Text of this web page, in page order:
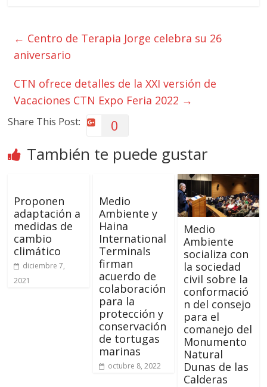
← Centro de Terapia Jorge celebra su 26
aniversario
CTN ofrece detalles de la XXI versión de
Vacaciones CTN Expo Feria 2022 →
Share This Post: 0
También te puede gustar
Proponen
adaptación a
medidas de
cambio
climático
diciembre 7,
2021
Medio
Ambiente y
Haina
International
Terminals
firman
acuerdo de
colaboración
para la
protección y
conservación
de tortugas
marinas
octubre 8, 2022
Medio
Ambiente
socializa con
la sociedad
civil sobre la
conformació
n del consejo
para el
comanejo del
Monumento
Natural
Dunas de las
Calderas